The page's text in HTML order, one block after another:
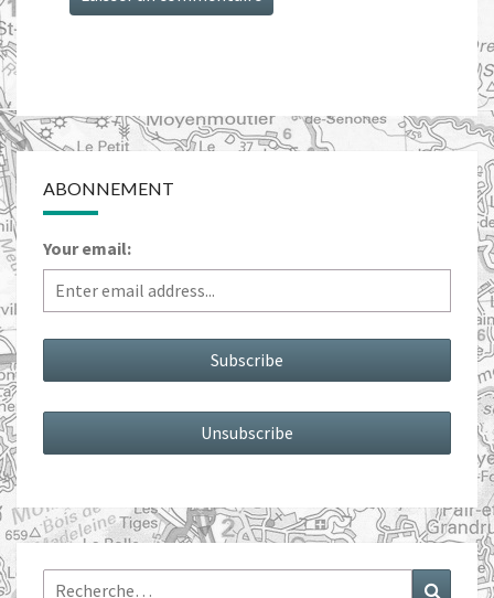
ABONNEMENT
Your email:
Rechercher :